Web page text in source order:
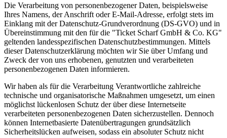
Die Verarbeitung von personenbezogener Daten, beispielsweise
Ihres Namens, der Anschrift oder E-Mail-Adresse, erfolgt stets im
Einklang mit der Datenschutz-Grundverordnung (DS-GVO) und in
Übereinstimmung mit den für die "Ticket Scharf GmbH & Co. KG"
geltenden landesspezifischen Datenschutzbestimmungen. Mittels
dieser Datenschutzerklärung möchten wir Sie über Umfang und
Zweck der von uns erhobenen, genutzten und verarbeiteten
personenbezogenen Daten informieren.
Wir haben als für die Verarbeitung Verantwortliche zahlreiche
technische und organisatorische Maßnahmen umgesetzt, um einen
möglichst lückenlosen Schutz der über diese Internetseite
verarbeiteten personenbezogenen Daten sicherzustellen. Dennoch
können Internetbasierte Datenübertragungen grundsätzlich
Sicherheitslücken aufweisen, sodass ein absoluter Schutz nicht